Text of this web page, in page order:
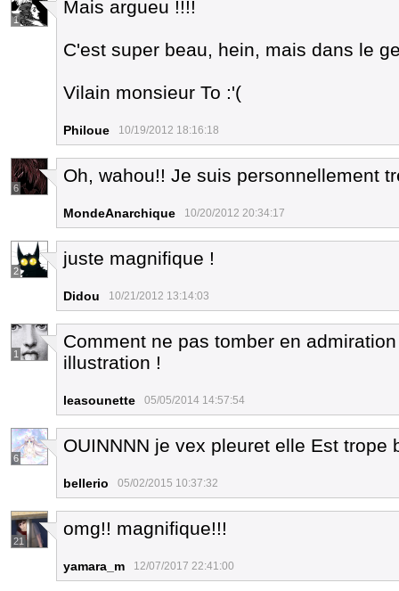
1
Mais argueu !!!!
C'est super beau, hein, mais dans le
Vilain monsieur To :'(
Philoue 10/19/2012 18:16:18
6
Oh, wahou!! Je suis personnellement
MondeAnarchique 10/20/2012 20:34:17
2
juste magnifique !
Didou 10/21/2012 13:14:03
1
Comment ne pas tomber en
illustration !
leasounette 05/05/2014 14:57:54
6
OUINNNN je vex pleuret elle Est trope
bellerio 05/02/2015 10:37:32
21
omg!! magnifique!!!
yamara_m 12/07/2017 22:41:00